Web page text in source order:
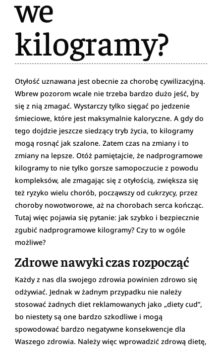
we
kilogramy?
Otyłość uznawana jest obecnie za chorobę cywilizacyjną.
Wbrew pozorom wcale nie trzeba bardzo dużo jeść, by
się z nią zmagać. Wystarczy tylko sięgać po jedzenie
śmieciowe, które jest maksymalnie kaloryczne. A gdy do
tego dojdzie jeszcze siedzący tryb życia, to kilogramy
mogą rosnąć jak szalone. Zatem czas na zmiany i to
zmiany na lepsze. Otóż pamiętajcie, że nadprogramowe
kilogramy to nie tylko gorsze samopoczucie z powodu
kompleksów, ale zmagając się z otyłością, zwiększa się
też ryzyko wielu chorób, począwszy od cukrzycy, przez
choroby nowotworowe, aż na chorobach serca kończąc.
Tutaj więc pojawia się pytanie: jak szybko i bezpiecznie
zgubić nadprogramowe kilogramy? Czy to w ogóle
możliwe?
Zdrowe nawyki czas rozpocząć
Każdy z nas dla swojego zdrowia powinien zdrowo się
odżywiać. Jednak w żadnym przypadku nie należy
stosować żadnych diet reklamowanych jako „diety cud”,
bo niestety są one bardzo szkodliwe i mogą
spowodować bardzo negatywne konsekwencje dla
Waszego zdrowia. Należy więc wprowadzić zdrową dietę,